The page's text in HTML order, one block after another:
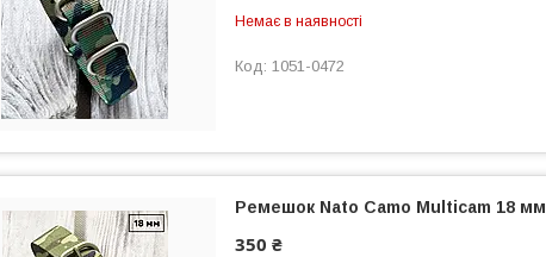
Немає в наявності
1051-0472
Ремешок Nato Camo Multicam 18 мм
350 ₴